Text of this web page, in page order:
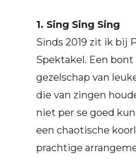
1. Sing Sing Sing
Sinds 2019 zit ik bij
Spektakel. Een bont
gezelschap van
die van zingen
niet per se goed
een chaotische
prachtige